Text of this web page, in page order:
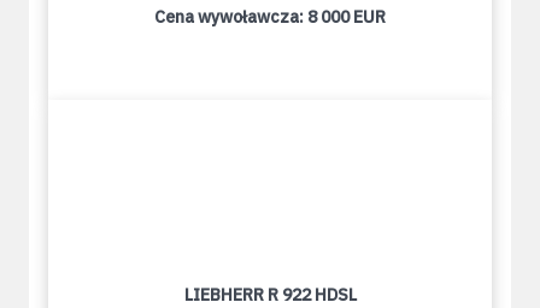
Cena wywoławcza: 8 000 EUR
LIEBHERR R 922 HDSL